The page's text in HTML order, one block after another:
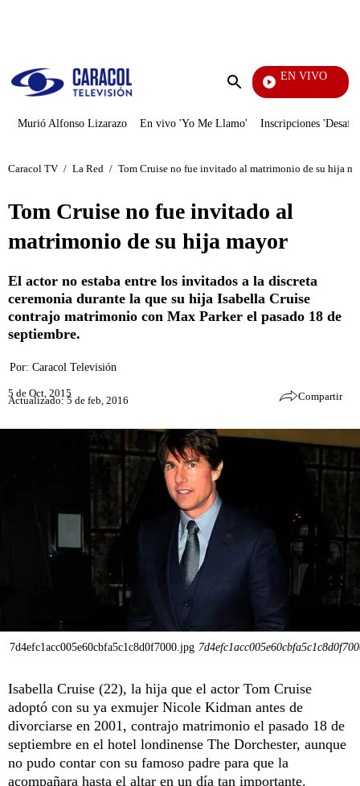
Enviar
EN VIVO
Televentas
Murió Alfonso Lizarazo En vivo 'Yo Me Llamo' Inscripciones
Caracol TV / La Red / Tom Cruise no fue invitado al matrimonio de su hija
Tom Cruise no fue invitado al
matrimonio de su hija mayor
El actor no estaba entre los invitados a la discreta
ceremonia durante la que su hija Isabella Cruise
contrajo matrimonio con Max Parker el pasado 18 de
septiembre.
Por: Caracol Televisión
5 de Oct, 2015
Actualizado: 5 de feb, 2016 Compartir
7d4efc1acc005e60cbfa5c1c8d0f7000.jpg
Isabella Cruise (22), la hija que el actor Tom Cruise
adoptó con su ya exmujer Nicole Kidman antes de
divorciarse en 2001, contrajo matrimonio el pasado 18 de
septiembre en el hotel londinense The Dorchester, aunque
no pudo contar con su famoso padre para que la
acompañara hasta el altar en un día tan importante.